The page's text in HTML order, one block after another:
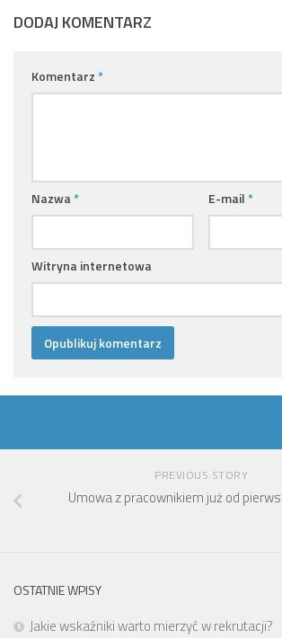
DODAJ KOMENTARZ
Komentarz *
Nazwa * E-mail *
Witryna internetowa
PREVIOUS STORY
Umowa z pracownikiem już od
OSTATNIE WPISY
Jakie wskaźniki warto mierzyć w rekrutacji?